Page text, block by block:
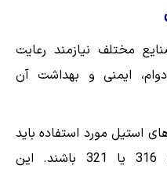
مختلف نیازمند رعایت
ایمنی و بهداشت آن
استیل مورد استفاده باید
از گریدهای معتبر مانند 304، 316 یا 321 باشند. این